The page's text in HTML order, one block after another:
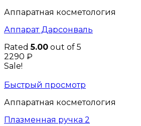
Аппаратная косметология
Аппарат Дарсонваль
Rated5.00 out of 5
2290 ₽
Sale!
Быстрый просмотр
Аппаратная косметология
Плазменная ручка 2